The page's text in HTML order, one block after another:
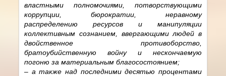
властными полномочиями, потворствующими
коррупции, бюрократии, неравному
распределению ресурсов и манипуляции
коллективным сознанием, ввергающими людей в
двойственное противоборство,
братоубийственную войну и нескончаемую
погоню за материальным благосостоянием;
– а также над последними десятью процентами